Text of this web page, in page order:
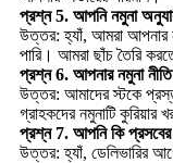
প্রশ্ন 5. আপনি নমুনা
উত্তর: হ্যাঁ, আমরা আপনার
পারি। আমরা ছাঁচ তৈরি
প্রশ্ন 6. আপনার নমুনা
উত্তর: আমাদের স্টকে
গ্রাহকদের নমুনাটি কুরিয়ার
প্রশ্ন 7. আপনি কি
উত্তর: হ্যাঁ, ডেলিভারির